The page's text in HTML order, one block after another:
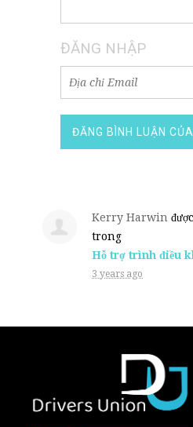
ĐĂNG NHẬP
Kerry Harwin
trong
Hỗ trợ trình điều
3 years ago